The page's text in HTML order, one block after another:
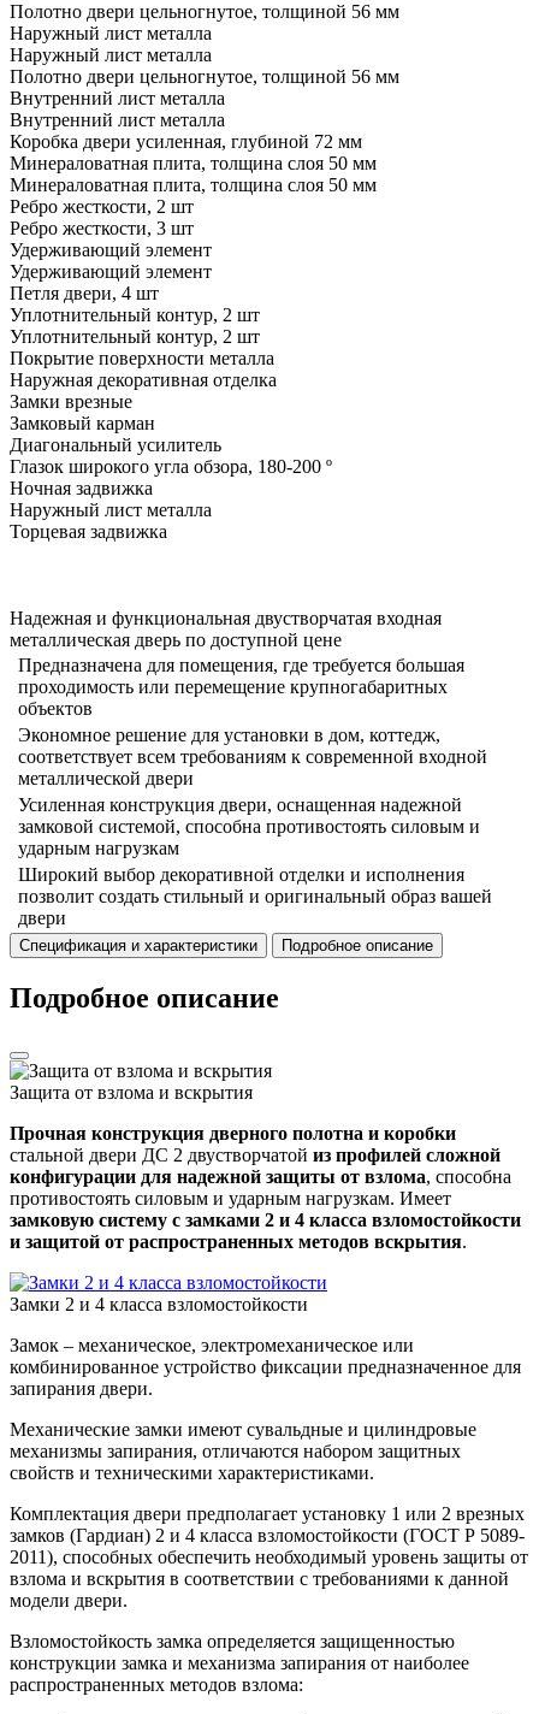
Полотно двери цельногнутое, толщиной 56 мм
Наружный лист металла
Наружный лист металла
Полотно двери цельногнутое, толщиной 56 мм
Внутренний лист металла
Внутренний лист металла
Коробка двери усиленная, глубиной 72 мм
Минераловатная плита, толщина слоя 50 мм
Минераловатная плита, толщина слоя 50 мм
Ребро жесткости, 2 шт
Ребро жесткости, 3 шт
Удерживающий элемент
Удерживающий элемент
Петля двери, 4 шт
Уплотнительный контур, 2 шт
Уплотнительный контур, 2 шт
Покрытие поверхности металла
Наружная декоративная отделка
Замки врезные
Замковый карман
Диагональный усилитель
Глазок широкого угла обзора, 180-200 º
Ночная задвижка
Наружный лист металла
Торцевая задвижка
Надежная и функциональная двустворчатая входная
металлическая дверь по доступной цене
Предназначена для помещения, где требуется большая
проходимость или перемещение крупногабаритных
объектов
Экономное решение для установки в дом, коттедж,
соответствует всем требованиям к современной входной
металлической двери
Усиленная конструкция двери, оснащенная надежной
замковой системой, способна противостоять силовым и
ударным нагрузкам
Широкий выбор декоративной отделки и исполнения
позволит создать стильный и оригинальный образ вашей
двери
Спецификация и характеристики Подробное описание
Подробное описание
Защита от взлома и вскрытия
Прочная конструкция дверного полотна и коробки
стальной двери ДС 2 двустворчатой из профилей сложной
конфигурации для надежной защиты от взлома, способна
противостоять силовым и ударным нагрузкам. Имеет
замковую систему с замками 2 и 4 класса взломостойкости
и защитой от распространенных методов вскрытия.
Замки 2 и 4 класса взломостойкости
Замок – механическое, электромеханическое или
комбинированное устройство фиксации предназначенное для
запирания двери.
Механические замки имеют сувальдные и цилиндровые
механизмы запирания, отличаются набором защитных
свойств и техническими характеристиками.
Комплектация двери предполагает установку 1 или 2 врезных
замков (Гардиан) 2 и 4 класса взломостойкости (ГОСТ Р 5089-
2011), способных обеспечить необходимый уровень защиты от
взлома и вскрытия в соответствии с требованиями к данной
модели двери.
Взломостойкость замка определяется защищенностью
конструкции замка и механизма запирания от наиболее
распространенных методов взлома: